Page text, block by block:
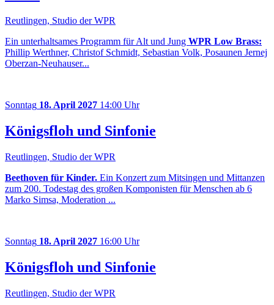
Reutlingen, Studio der WPR
Ein unterhaltsames Programm für Alt und Jung WPR Low Brass:
Phillip Werthner, Christof Schmidt, Sebastian Volk, Posaunen Jernej
Oberzan-Neuhauser...
Sonntag 18. April 2027 14:00 Uhr
Königsfloh und Sinfonie
Reutlingen, Studio der WPR
Beethoven für Kinder. Ein Konzert zum Mitsingen und Mittanzen
zum 200. Todestag des großen Komponisten für Menschen ab 6
Marko Simsa, Moderation ...
Sonntag 18. April 2027 16:00 Uhr
Königsfloh und Sinfonie
Reutlingen, Studio der WPR